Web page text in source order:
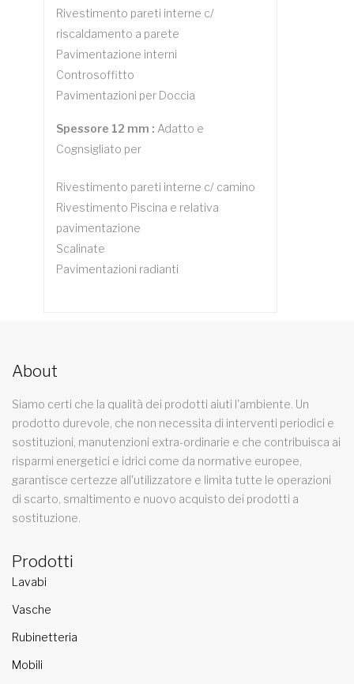
Rivestimento pareti interne c/
riscaldamento a parete
Pavimentazione interni
Controsoffitto
Pavimentazioni per Doccia
Spessore 12 mm : Adatto e
Cognsigliato per
Rivestimento pareti interne c/ camino
Rivestimento Piscina e relativa
pavimentazione
Scalinate
Pavimentazioni radianti
About
Siamo certi che la qualità dei prodotti aiuti l'ambiente. Un
prodotto durevole, che non necessita di interventi periodici e
sostituzioni, manutenzioni extra-ordinarie e che contribuisca ai
risparmi energetici e idrici come da normative europee,
garantisce certezze all'utilizzatore e limita tutte le operazioni
di scarto, smaltimento e nuovo acquisto dei prodotti a
sostituzione.
Prodotti
Lavabi
Vasche
Rubinetteria
Mobili